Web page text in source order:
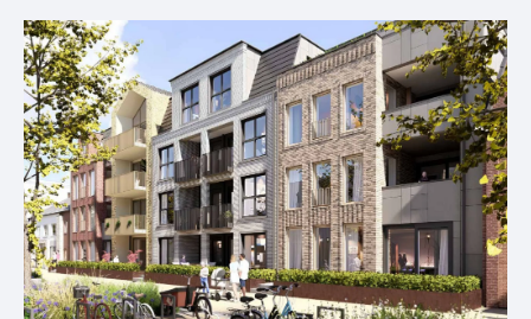
Het appartement op de 1e verdieping is alleen met een
trap te bereiken. Het bestaande gebouw wordt niet
voorzien van een lift.
Maximale toegankelijkheid
Bij het ontwerpen van de appartementen is rekening
gehouden met maximale toegankelijkheid. Eén en ander
wordt onder meer duidelijk door de breedtematen van
de diverse ruimten, de aanwezigheid van een lift (bij de
nieuwbouw) en de elektrische toegangsdeur van de
hoofdentrees. Daarnaast zijn diverse